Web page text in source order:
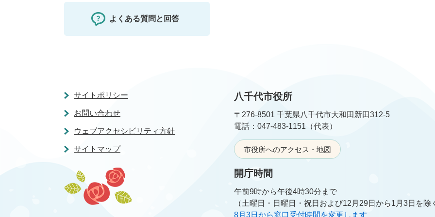
よくある質問と回答
サイトポリシー
お問い合わせ
ウェブアクセシビリティ方針
サイトマップ
八千代市役所
〒276-8501 千葉県八千代市大和田新田312-5
電話：047-483-1151（代表）
市役所へのアクセス・地図
開庁時間
午前9時から午後4時30分まで
（土曜日・日曜日・祝日および12月29日から1月3日を除
8月3日から窓口受付時間を変更します